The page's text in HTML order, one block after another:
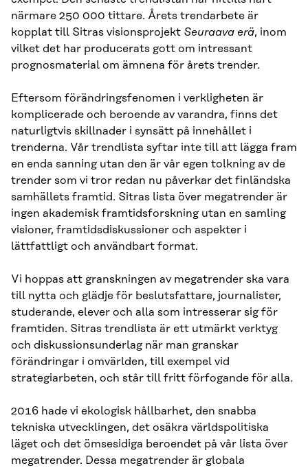
närmare 250 000 tittare. Årets trendarbete är
kopplat till Sitras visionsprojekt Seuraava erä, inom
vilket det har producerats gott om intressant
prognosmaterial om ämnena för årets trender.
Eftersom förändringsfenomen i verkligheten är
komplicerade och beroende av varandra, finns det
naturligtvis skillnader i synsätt på innehållet i
trenderna. Vår trendlista syftar inte till att lägga fram
en enda sanning utan den är vår egen tolkning av de
trender som vi tror redan nu påverkar det finländska
samhällets framtid. Sitras lista över megatrender är
ingen akademisk framtidsforskning utan en samling
visioner, framtidsdiskussioner och aspekter i
lättfattligt och användbart format.
Vi hoppas att granskningen av megatrender ska vara
till nytta och glädje för beslutsfattare, journalister,
studerande, elever och alla som intresserar sig för
framtiden. Sitras trendlista är ett utmärkt verktyg
och diskussionsunderlag när man granskar
förändringar i omvärlden, till exempel vid
strategiarbeten, och står till fritt förfogande för alla.
2016 hade vi ekologisk hållbarhet, den snabba
tekniska utvecklingen, det osäkra världspolitiska
läget och det ömsesidiga beroendet på vår lista över
megatrender. Dessa megatrender är globala